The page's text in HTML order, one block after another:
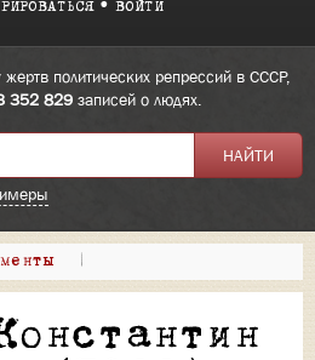
ВОЙТИ
политических репрессий в СССР,
352 829 записей о людях.
|